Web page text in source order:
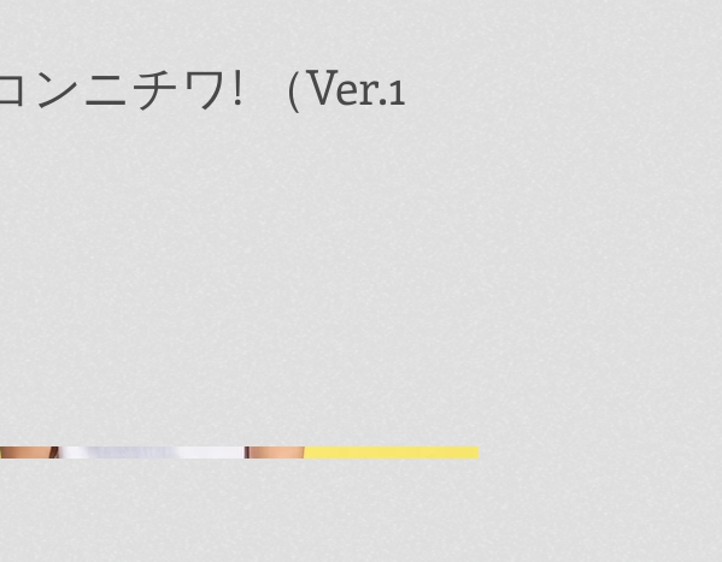
ンニチワ! （Ver.1